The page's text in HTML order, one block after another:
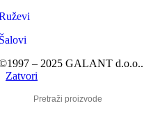
– 2025 GALANT d.o.o..
Zatvori